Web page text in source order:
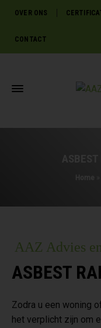
OVER ONS
CONTACT
AAZ Advies
ASBEST
Zodra u een woning
het verplicht zijn om